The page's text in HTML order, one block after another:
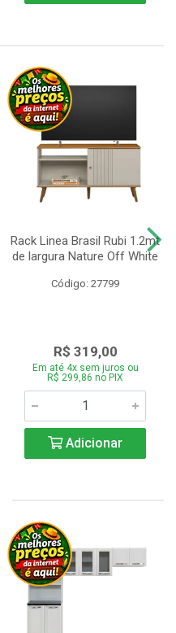
Rack Linea Brasil Rubi 1.2mt
de largura Nature Off White
Código: 27799
R$ 319,00
Em até 4x sem juros ou
R$ 299,86 no PIX
Adicionar